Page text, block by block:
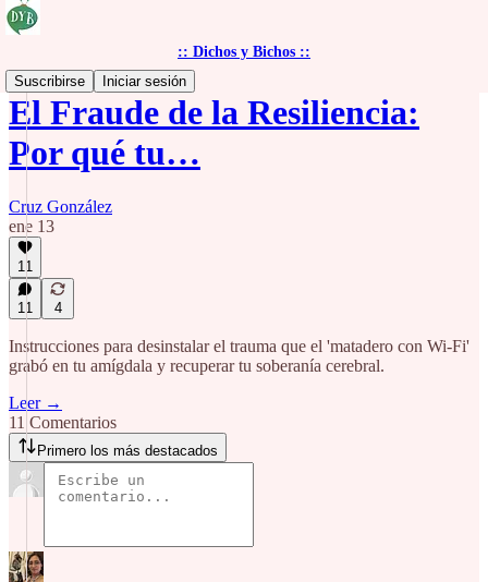
:: Dichos y Bichos ::
Suscribirse
Iniciar sesión
El Fraude de la Resiliencia:
Por qué tu…
Cruz González
ene 13
11
11 4
Instrucciones para desinstalar el trauma que el 'matadero con Wi-Fi'
grabó en tu amígdala y recuperar tu soberanía cerebral.
Leer →
11 Comentarios
Primero los más destacados